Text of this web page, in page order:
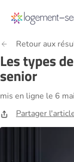
Retour aux
Les types
senior
mis en ligne le 6
Partager